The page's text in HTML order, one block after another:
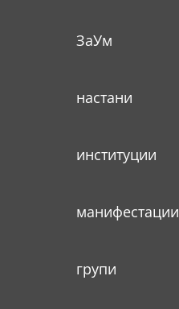
ЗаУм
настани
институции
манифестации
групи